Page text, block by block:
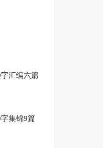
汇编六篇
集锦9篇